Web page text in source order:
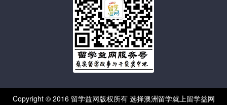
Copyright © 2016 留学益网版权所有 选择澳洲留学就上留学益网